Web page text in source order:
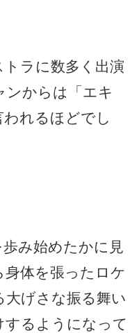
ラに数多く出演
ンからは「エキ
れるほどでし
み始めたかに見
体を張ったロケ
げさな振る舞い
るようになって